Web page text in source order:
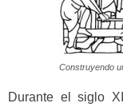
Construyendo
Durante el siglo